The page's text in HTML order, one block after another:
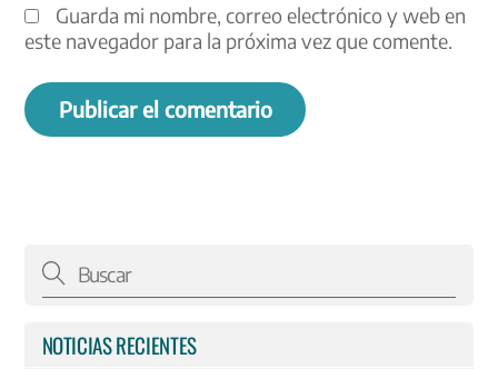
Guarda mi nombre, correo electrónico y web en
este navegador para la próxima vez que comente.
NOTICIAS RECIENTES